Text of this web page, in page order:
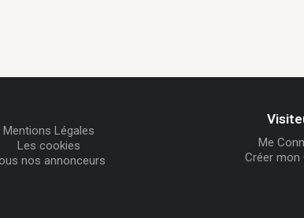
Mentions Légales
Les cookies
nos annonceurs
Me
Créer mon